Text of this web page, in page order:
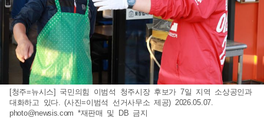
[청주=뉴시스] 국민의힘 이범석 청주시장 후보가 7일 지역 소상공인과
대화하고 있다. (사진=이범석 선거사무소 제공) 2026.05.07.
photo@newsis.com *재판매 및 DB 금지